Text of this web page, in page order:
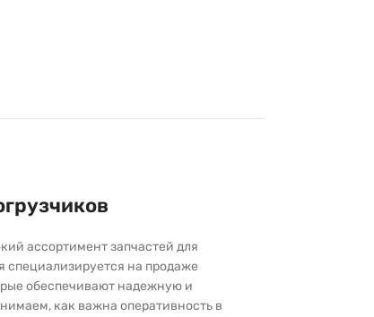
ассортимент запчастей для
специализируется на продаже
обеспечивают надежную и
как важна оперативность в